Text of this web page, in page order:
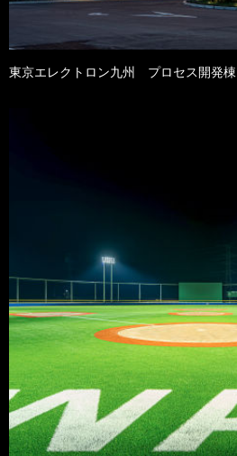
東京エレクトロン九州 プロセス開発棟